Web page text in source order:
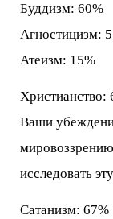
Буддизм: 60%
Агностицизм:
Атеизм: 15%
Христианство:
Ваши
исследовать
Сатанизм: 67%